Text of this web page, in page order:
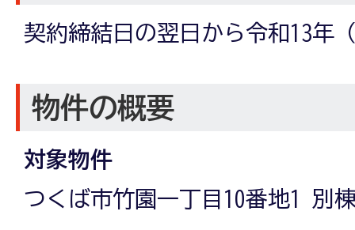
契約締結日の翌日から令和13年
物件の概要
対象物件
つくば市竹園一丁目10番地1 別